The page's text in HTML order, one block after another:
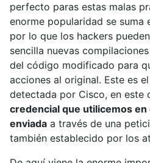
perfecto paras estas malas
enorme popularidad se
por lo que los hackers
sencilla nuevas
del código modificado para
acciones al original. Este es
detectada por Cisco, en este
credencial que utilicemos en
enviada a través de una
también establecido por los